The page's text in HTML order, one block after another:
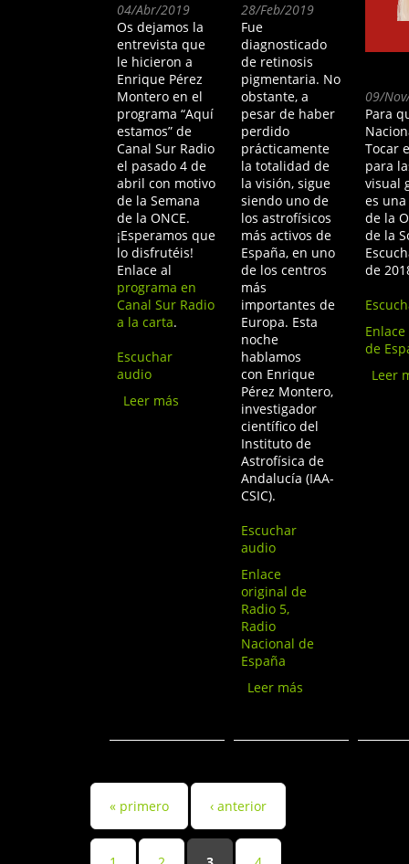
04/Abr/2019
Os dejamos la
entrevista que
le hicieron a
Enrique Pérez
Montero en el
programa “Aquí
estamos” de
Canal Sur Radio
el pasado 4 de
abril con motivo
de la Semana
de la ONCE.
¡Esperamos que
lo disfrutéis!
Enlace al
programa en
Canal Sur Radio
a la carta.
Escuchar
audio
Leer más sobre Aquí Estamos
28/Feb/2019
Fue
diagnosticado
de retinosis
pigmentaria. No
obstante, a
pesar de haber
perdido
prácticamente
la totalidad de
la visión, sigue
siendo uno de
los astrofísicos
más activos de
España, en uno
de los centros
más
importantes de
Europa. Esta
noche
hablamos
con Enrique
Pérez Montero,
investigador
científico del
Instituto de
Astrofísica de
Andalucía (IAA-
CSIC).
Escuchar
audio
Enlace
original de
Radio 5,
Radio
Nacional de
España
Leer más
Radio 5 -
09/
Para
Tocar
para
visual
es
de la
de la
de
de
Leer
Páginas
« primero ‹ anterior